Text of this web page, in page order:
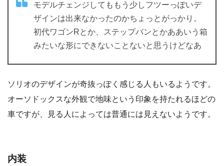
モデルチェンジしてももう少しフツーっぽいデ
ザインは出来なかったのかちょっとがっかり。
初代ワゴンRとか、ステップバンとかああいう箱
みたいな形にできないことないと思うけどなあ
ソリオのデザインが奇抜っぽく感じる人もいるようです。
オーソドックスな外観で地味という印象を持たれるほどの
車ですが、見る人によっては普通には見えないようです。
内装